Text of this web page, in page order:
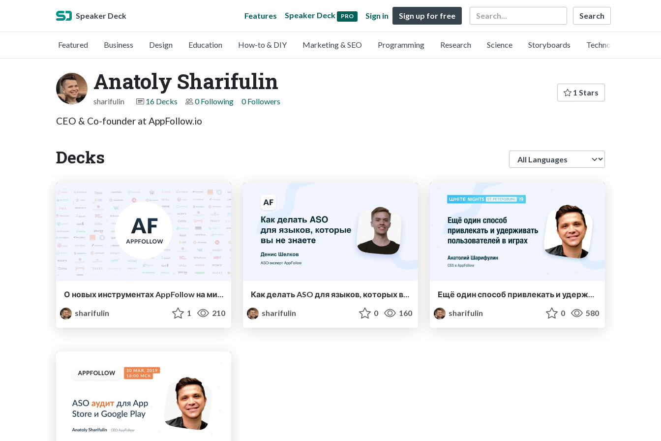
Speaker Deck Features Speaker Deck PRO Sign in Sign up for free Search
Featured Business Design Education How-to & DIY Marketing & SEO Programming Research Science Storyboards Technology
Anatoly Sharifulin
sharifulin 16 Decks 0 Following 0 Followers
1 Stars
CEO & Co-founder at AppFollow.io
Decks
О новых инструментах AppFollow на митапе в Москве
sharifulin
1 210
Как делать ASO для языков, которых вы не знаете
sharifulin
0 160
Ещё один способ привлекать и удерживать пользователей в играх
sharifulin
0 580